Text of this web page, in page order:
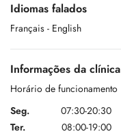
Idiomas falados
Français - English
Informações da clínica
Horário de funcionamento
Seg.
07:30-20:30
Ter.
08:00-19:00